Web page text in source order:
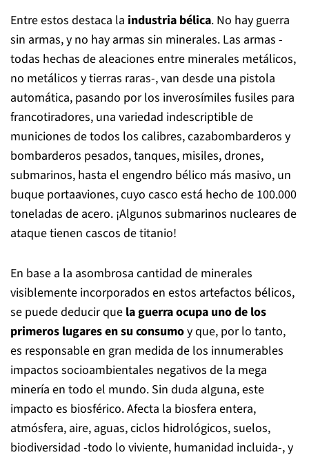
Entre estos destaca la industria bélica. No hay guerra
sin armas, y no hay armas sin minerales. Las armas -
todas hechas de aleaciones entre minerales metálicos,
no metálicos y tierras raras-, van desde una pistola
automática, pasando por los inverosímiles fusiles para
francotiradores, una variedad indescriptible de
municiones de todos los calibres, cazabombarderos y
bombarderos pesados, tanques, misiles, drones,
submarinos, hasta el engendro bélico más masivo, un
buque portaaviones, cuyo casco está hecho de 100.000
toneladas de acero. ¡Algunos submarinos nucleares de
ataque tienen cascos de titanio!
En base a la asombrosa cantidad de minerales
visiblemente incorporados en estos artefactos bélicos,
se puede deducir que la guerra ocupa uno de los
primeros lugares en su consumoy que, por lo tanto,
es responsable en gran medida de los innumerables
impactos socioambientales negativos de la mega
minería en todo el mundo. Sin duda alguna, este
impacto es biosférico. Afecta la biosfera entera,
atmósfera, aire, aguas, ciclos hidrológicos, suelos,
biodiversidad -todo lo viviente, humanidad incluida-, y